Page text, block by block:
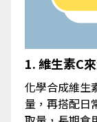
1. 維生素C
化學合成維生
量，再搭配日